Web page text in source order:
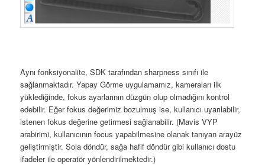
Aynı fonksiyonalite, SDK tarafından sharpness sınıfı ile
sağlanmaktadır. Yapay Görme uygulamamız, kameraları ilk
yüklediğinde, fokus ayarlarının düzgün olup olmadığını kontrol
edebilir. Eğer fokus değerimiz bozulmuş ise, kullanıcı uyarılabilir,
istenen fokus değerine getirmesi sağlanabilir. (Mavis VYP
arabirimi, kullanıcının focus yapabilmesine olanak tanıyan arayüz
geliştirmiştir. Sola döndür, sağa hafif döndür gibi kullanıcı dostu
ifadeler ile operatör yönlendirilmektedir.)